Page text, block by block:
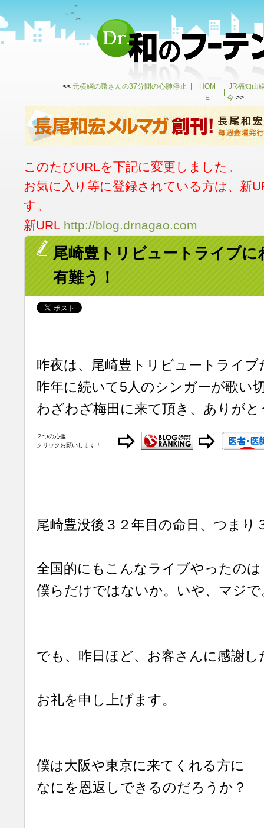
<< 元横綱の曙さんの37分間の心肺停止
HOM
E
JR福知山
今>>
このたびURLを下記に変更しました。
お気に入り等に登録されている方は、新
す。
新URL http://blog.drnagao.com
尾崎豊トリビュートライブ
有難う！
昨夜は、尾崎豊トリビュートライブ
昨年に続いて5人のシンガーが歌い
わざわざ梅田に来て頂き、ありがと
２つの応援
クリックお願いします！
尾崎豊没後３２年目の命日、つまり
全国的にもこんなライブやったのは
僕らだけではないか。いや、マジで
でも、昨日ほど、お客さんに感謝し
お礼を申し上げます。
僕は大阪や東京に来てくれる方に
なにを恩返しできるのだろうか？